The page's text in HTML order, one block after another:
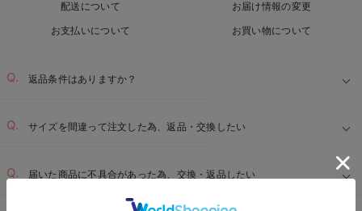
配送について
お届け情報の変更
お支払いについて
お買い物について
返品条件はありますか？
サイズを間違って注文した為、返品・交換したい
届いた商品に不具合があった為、交換・返品したい